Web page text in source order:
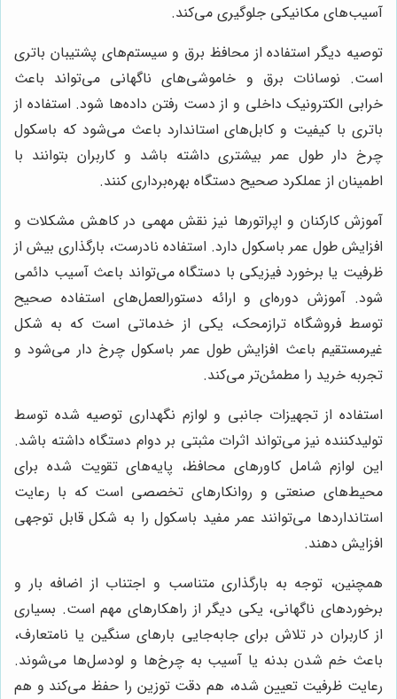
آسیب‌های مکانیکی جلوگیری می‌کند.
توصیه دیگر استفاده از محافظ برق و سیستم‌های پشتیبان باتری
است. نوسانات برق و خاموشی‌های ناگهانی می‌تواند باعث
خرابی الکترونیک داخلی و از دست رفتن داده‌ها شود. استفاده از
باتری با کیفیت و کابل‌های استاندارد باعث می‌شود که باسکول
چرخ دار طول عمر بیشتری داشته باشد و کاربران بتوانند با
اطمینان از عملکرد صحیح دستگاه بهره‌برداری کنند.
آموزش کارکنان و اپراتورها نیز نقش مهمی در کاهش مشکلات و
افزایش طول عمر باسکول دارد. استفاده نادرست، بارگذاری بیش از
ظرفیت یا برخورد فیزیکی با دستگاه می‌تواند باعث آسیب دائمی
شود. آموزش دوره‌ای و ارائه دستورالعمل‌های استفاده صحیح
توسط فروشگاه ترازمحک، یکی از خدماتی است که به شکل
غیرمستقیم باعث افزایش طول عمر باسکول چرخ دار می‌شود و
تجربه خرید را مطمئن‌تر می‌کند.
استفاده از تجهیزات جانبی و لوازم نگهداری توصیه شده توسط
تولیدکننده نیز می‌تواند اثرات مثبتی بر دوام دستگاه داشته باشد.
این لوازم شامل کاورهای محافظ، پایه‌های تقویت شده برای
محیط‌های صنعتی و روانکارهای تخصصی است که با رعایت
استانداردها می‌توانند عمر مفید باسکول را به شکل قابل توجهی
افزایش دهند.
همچنین، توجه به بارگذاری متناسب و اجتناب از اضافه بار و
برخوردهای ناگهانی، یکی دیگر از راهکارهای مهم است. بسیاری
از کاربران در تلاش برای جابه‌جایی بارهای سنگین یا نامتعارف،
باعث خم شدن بدنه یا آسیب به چرخ‌ها و لودسل‌ها می‌شوند.
رعایت ظرفیت تعیین شده، هم دقت توزین را حفظ می‌کند و هم